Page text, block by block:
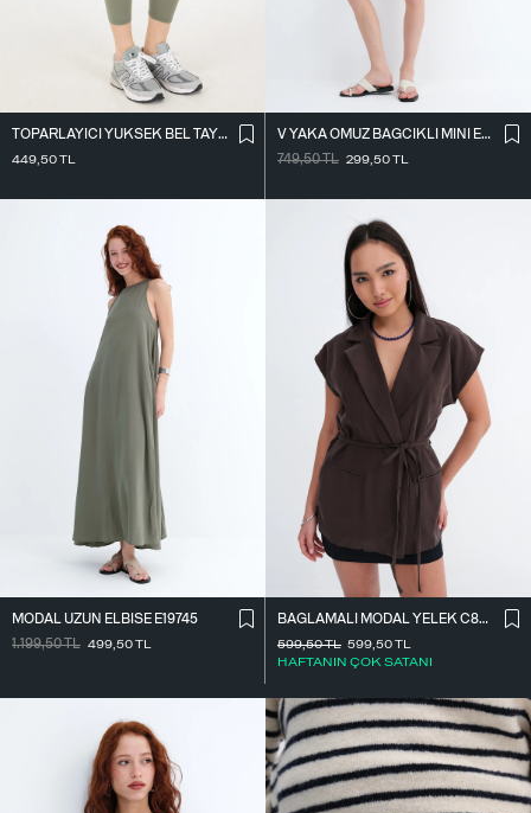
TOPARLAYICI YÜKSEK BEL TAYT TYT4000-R11
449,50TL
V YAKA OMUZ BAĞCIKLI MINI ELBISE E3394
749,50TL 299,50TL
MODAL UZUN ELBISE E19745
1.199,50TL 499,50TL
BAĞLAMALI MODAL YELEK C8021
599,50TL
HAFTANIN ÇOK SATANI
599,50TL